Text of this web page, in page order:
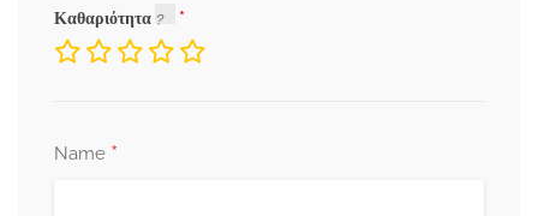
Καθαριότητα
Name *